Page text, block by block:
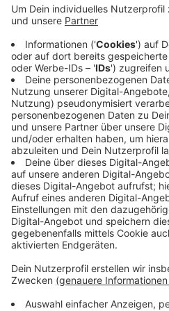
Der zuständige Ausschuss
ausgesprochen, den Antrag
abzulehnen. Die Summe sei
wäre auch mit weniger
Der Rat entscheidet Anfang
Mit einer Bauernhof-Kita
die Landwirtschaft und das
Zudem grenzt der Bauernhof
Naturschutzgebiet Roruper
die Kinder erlebbar.
Anzeige